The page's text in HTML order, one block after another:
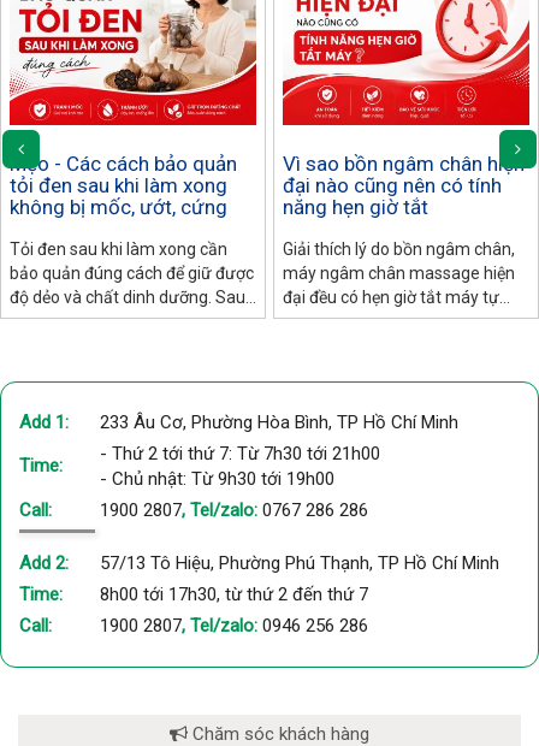
Mẹo - Các cách bảo quản
tỏi đen sau khi làm xong
không bị mốc, ướt, cứng
Tỏi đen sau khi làm xong cần
bảo quản đúng cách để giữ được
độ dẻo và chất dinh dưỡng. Sau
đây là các bảo quản và cách xử
Vì sao bồn ngâm chân hiện
đại nào cũng nên có tính
năng hẹn giờ tắt
Giải thích lý do bồn ngâm chân,
máy ngâm chân massage hiện
đại đều có hẹn giờ tắt máy tự
động: an toàn điện, bảo vệ sức
Add 1: 233 Âu Cơ, Phường Hòa Bình, TP Hồ Chí Minh
Time:
- Thứ 2 tới thứ 7: Từ 7h30 tới 21h00
- Chủ nhật: Từ 9h30 tới 19h00
Call:
1900 2807, Tel/zalo: 0767 286 286
Add 2:
57/13 Tô Hiệu, Phường Phú Thạnh, TP Hồ Chí Minh
Time:
8h00 tới 17h30, từ thứ 2 đến thứ 7
Call:
1900 2807, Tel/zalo: 0946 256 286
Chăm sóc khách hàng